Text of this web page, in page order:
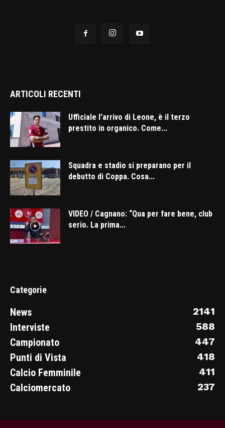
ARTICOLI RECENTI
Ufficiale l’arrivo di Leone, è il terzo
prestito in organico. Come...
Squadra e stadio si preparano per il
debutto di Coppa. Cosa...
VIDEO / Cagnano: “Qua per fare bene, club
serio. La prima...
Categorie
News
2141
Interviste
588
Campionato
447
Punti di Vista
418
Calcio Femminile
411
Calciomercato
237